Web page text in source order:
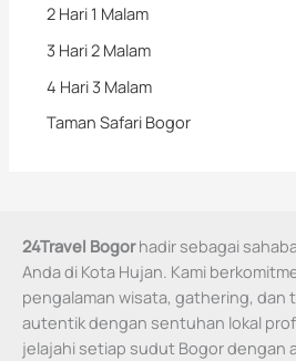
2 Hari 1 Malam
3 Hari 2 Malam
4 Hari 3 Malam
Taman Safari Bogor
24Travel Bogorhadir sebagai
Anda di Kota Hujan. Kami
pengalaman wisata, gathering, dan
autentik dengan sentuhan lokal
jelajahi setiap sudut Bogor dengan